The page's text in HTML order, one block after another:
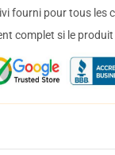
fourni pour tous les
complet si le produit